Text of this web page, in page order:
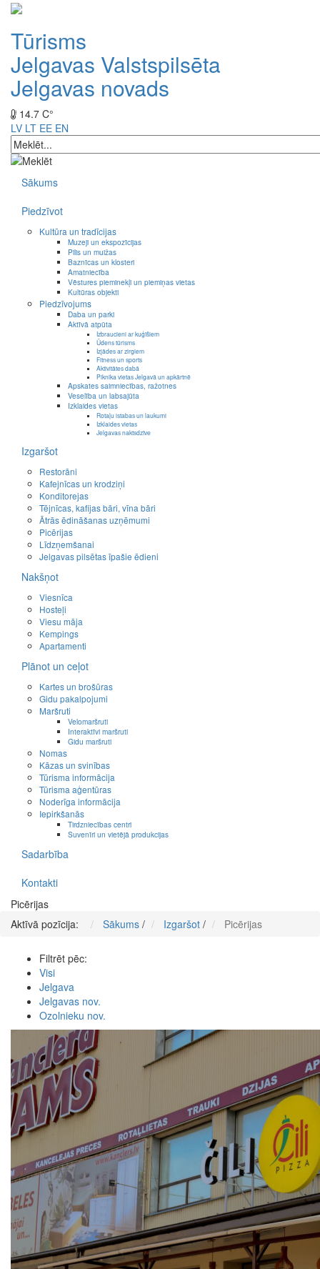
Tūrisms
Jelgavas Valstspilsēta
Jelgavas novads
14.7 C°
LV LT EE EN
Sākums
Piedzīvot
Kultūra un tradīcijas
Muzeji un ekspozīcijas
Pilis un muižas
Baznīcas un klosteri
Amatniecība
Vēstures pieminekļi un piemiņas vietas
Kultūras objekti
Piedzīvojums
Daba un parki
Aktīvā atpūta
Izbraucieni ar kuģīšiem
Ūdens tūrisms
Izjādes ar zirgiem
Fitness un sports
Aktivitātes dabā
Piknika vietas Jelgavā un apkārtnē
Apskates saimniecības, ražotnes
Veselība un labsajūta
Izklaides vietas
Rotaļu istabas un laukumi
Izklaides vietas
Jelgavas naktsdzīve
Izgaršot
Restorāni
Kafejnīcas un krodziņi
Konditorejas
Tējnīcas, kafijas bāri, vīna bāri
Ātrās ēdināšanas uzņēmumi
Picērijas
Līdzņemšanai
Jelgavas pilsētas īpašie ēdieni
Nakšņot
Viesnīca
Hosteļi
Viesu māja
Kempings
Apartamenti
Plānot un ceļot
Kartes un brošūras
Gidu pakalpojumi
Maršruti
Velomaršruti
Interaktīvi maršruti
Gidu maršruti
Nomas
Kāzas un svinības
Tūrisma informācija
Tūrisma aģentūras
Noderīga informācija
Iepirkšanās
Tirdzniecības centri
Suvenīri un vietējā produkcijas
Sadarbība
Kontakti
Picērijas
Aktīvā pozīcija:
Sākums / Izgaršot / Picērijas
Filtrēt pēc:
Visi
Jelgava
Jelgavas nov.
Ozolnieku nov.